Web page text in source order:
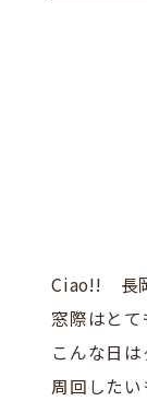
Ciao!! 長
窓際はとて
こんな日
周回したい